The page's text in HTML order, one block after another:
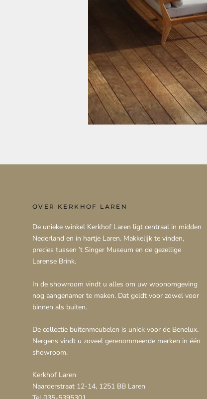
OVER KERKHOF LAREN
De unieke winkel Kerkhof Laren ligt centraal in midden
Nederland en in hartje Laren. Makkelijk te vinden,
precies tussen ’t Singer Museum en de gezellige
Larense Brink.
In de showroom vindt u alles om uw woonomgeving
nog aangenamer te maken. Dat geldt voor zowel voor
binnen als buiten.
De collectie buitenmeubelen is uniek voor de Benelux.
Nergens vindt u zoveel gerenommeerde merken in één
showroom.
Kerkhof Laren
Naarderstraat 12-14, 1251 BB Laren